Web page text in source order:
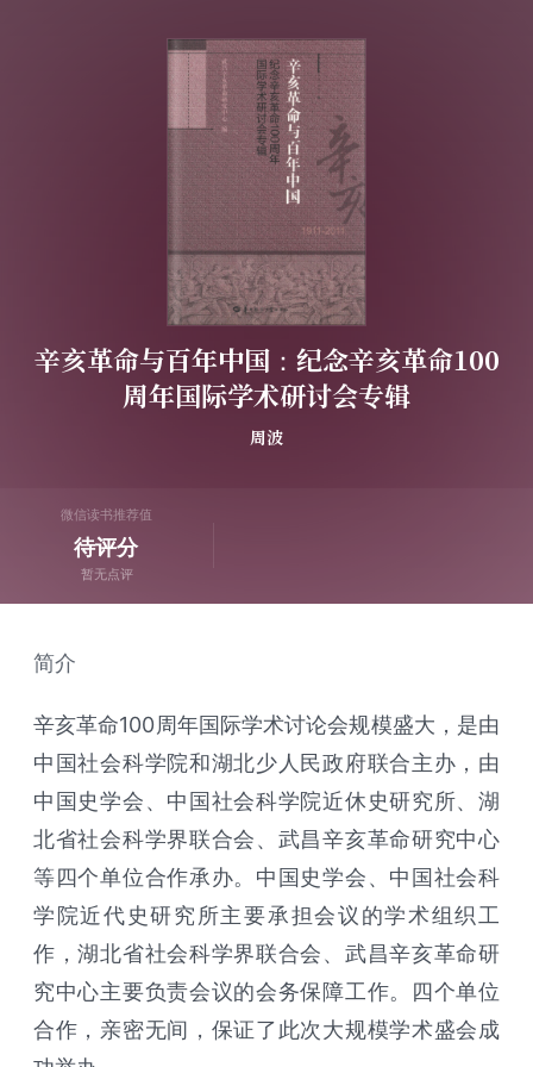
辛亥革命与百年中国：纪念辛亥革命100
周年国际学术研讨会专辑
周波
微信读书推荐值
待评分
暂无点评
简介
辛亥革命100周年国际学术讨论会规模盛大，是由
中国社会科学院和湖北少人民政府联合主办，由
中国史学会、中国社会科学院近休史研究所、湖
北省社会科学界联合会、武昌辛亥革命研究中心
等四个单位合作承办。中国史学会、中国社会科
学院近代史研究所主要承担会议的学术组织工
作，湖北省社会科学界联合会、武昌辛亥革命研
究中心主要负责会议的会务保障工作。四个单位
合作，亲密无间，保证了此次大规模学术盛会成